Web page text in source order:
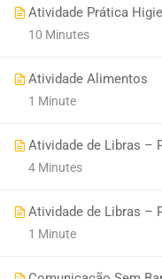
Atividade Prática
10 Minutes
Atividade Alimentos
1 Minute
Atividade de Libras –
4 Minutes
Atividade de Libras –
1 Minute